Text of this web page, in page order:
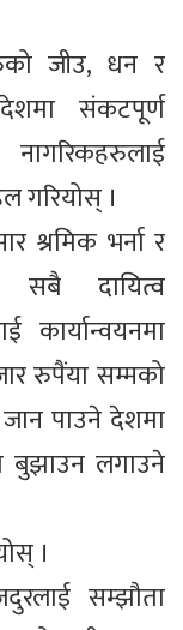
जीउ, धन र
संकटपूर्ण
गरियोस् ।
श्रमिक भर्ना र
सबै दायित्व
कार्यान्वयनमा
रुपैंया सम्मको
पाउने देशमा
बुझाउन लगाउने
।
सम्झौता